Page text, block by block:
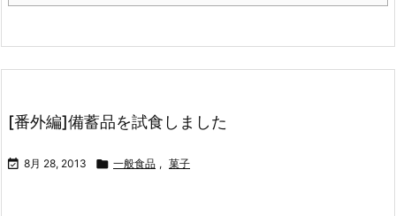
[番外編]備蓄品を試食しました
 8月 28, 2013  一般食品 , 菓子